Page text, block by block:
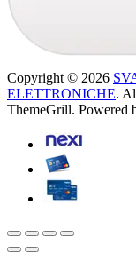
Copyright © 2026
ELETTRONICHE.
ThemeGrill. Powered